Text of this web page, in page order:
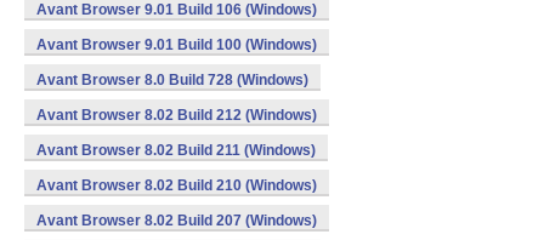
Avant Browser 9.01 Build 106 (Windows)
Avant Browser 9.01 Build 100 (Windows)
Avant Browser 8.0 Build 728 (Windows)
Avant Browser 8.02 Build 212 (Windows)
Avant Browser 8.02 Build 211 (Windows)
Avant Browser 8.02 Build 210 (Windows)
Avant Browser 8.02 Build 207 (Windows)